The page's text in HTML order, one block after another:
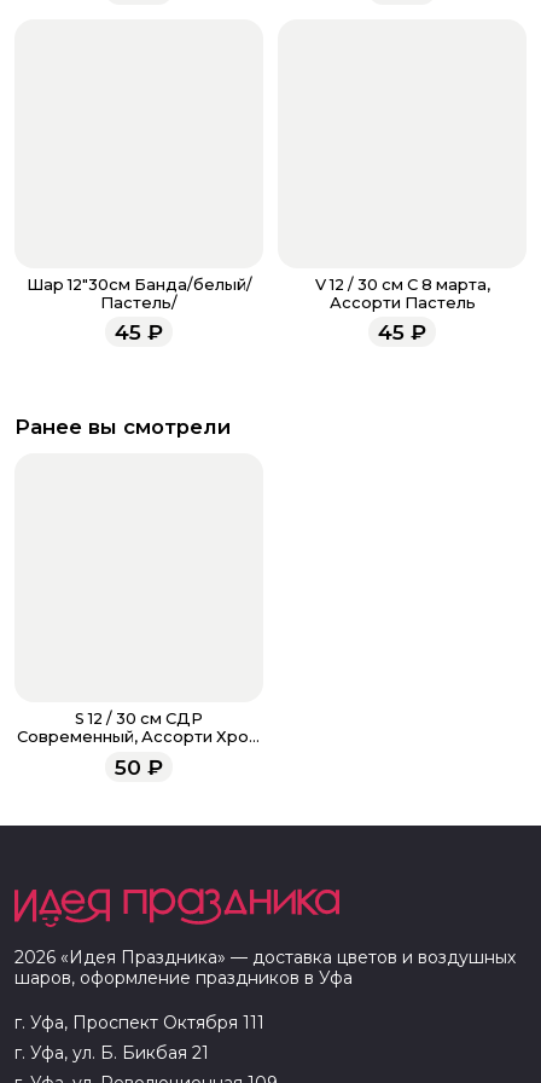
Шар 12"30см Банда/белый/
Пастель/
45 ₽
V 12 / 30 см С 8 марта,
Ассорти Пастель
45 ₽
Ранее вы смотрели
S 12 / 30 см СДР
Современный, Ассорти Хром
2 ст.
50 ₽
2026 «Идея Праздника» — доставка цветов и воздушных
шаров, оформление праздников в Уфа
г. Уфа, Проспект Октября 111
г. Уфа, ул. Б. Бикбая 21